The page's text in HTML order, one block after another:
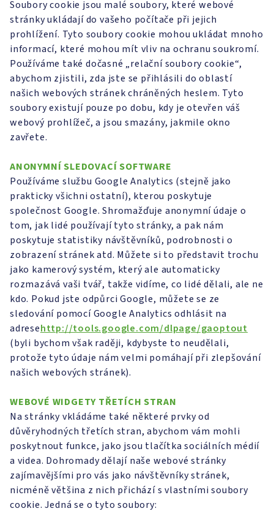
Soubory cookie jsou malé soubory, které webové
stránky ukládají do vašeho počítače při jejich
prohlížení. Tyto soubory cookie mohou ukládat mnoho
informací, které mohou mít vliv na ochranu soukromí.
Používáme také dočasné „relační soubory cookie“,
abychom zjistili, zda jste se přihlásili do oblastí
našich webových stránek chráněných heslem. Tyto
soubory existují pouze po dobu, kdy je otevřen váš
webový prohlížeč, a jsou smazány, jakmile okno
zavřete.
ANONYMNÍ SLEDOVACÍ SOFTWARE
Používáme službu Google Analytics (stejně jako
prakticky všichni ostatní), kterou poskytuje
společnost Google. Shromažďuje anonymní údaje o
tom, jak lidé používají tyto stránky, a pak nám
poskytuje statistiky návštěvníků, podrobnosti o
zobrazení stránek atd. Můžete si to představit trochu
jako kamerový systém, který ale automaticky
rozmazává vaši tvář, takže vidíme, co lidé dělali, ale ne
kdo. Pokud jste odpůrci Google, můžete se ze
sledování pomocí Google Analytics odhlásit na
adresehttp://tools.google.com/dlpage/gaoptout
(byli bychom však raději, kdybyste to neudělali,
protože tyto údaje nám velmi pomáhají při zlepšování
našich webových stránek).
WEBOVÉ WIDGETY TŘETÍCH STRAN
Na stránky vkládáme také některé prvky od
důvěryhodných třetích stran, abychom vám mohli
poskytnout funkce, jako jsou tlačítka sociálních médií
a videa. Dohromady dělají naše webové stránky
zajímavějšími pro vás jako návštěvníky stránek,
nicméně většina z nich přichází s vlastními soubory
cookie. Jedná se o tyto soubory: